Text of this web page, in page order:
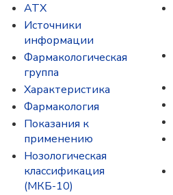
ATX
Источники
информации
Фармакологическая
группа
Характеристика
Фармакология
Показания к
применению
Нозологическая
классификация
(МКБ-10)